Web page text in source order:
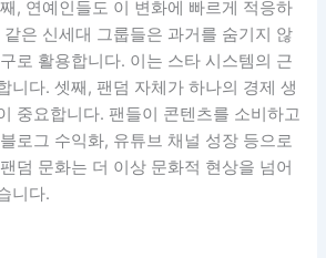
, 연예인들도 이 변화에 빠르게 적응하
은 신세대 그룹들은 과거를 숨기지 않
로 활용합니다. 이는 스타 시스템의 근
니다. 셋째, 팬덤 자체가 하나의 경제 생
중요합니다. 팬들이 콘텐츠를 소비하고
로그 수익화, 유튜브 채널 성장 등으로
덤 문화는 더 이상 문화적 현상을 넘어
니다.